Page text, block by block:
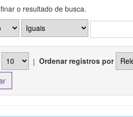
o resultado de busca.
| Ordenar registros por